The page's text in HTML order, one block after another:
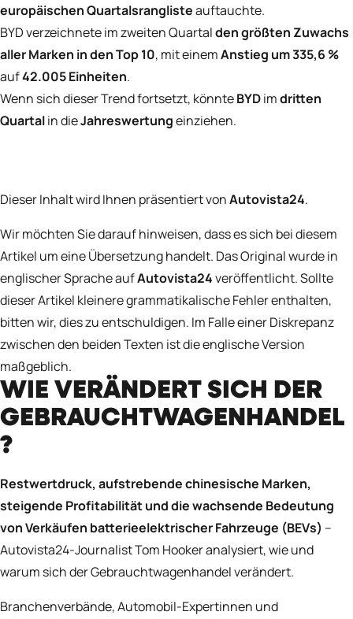
europäischen Quartalsranglisteauftauchte.
BYD verzeichnete im zweiten Quartalden größten Zuwachs
aller Marken in den Top 10, mit einemAnstieg um 335,6 %
auf42.005 Einheiten.
Wenn sich dieser Trend fortsetzt, könnteBYDimdritten
Quartalin dieJahreswertungeinziehen.
Dieser Inhalt wird Ihnen präsentiert vonAutovista24.
Wir möchten Sie darauf hinweisen, dass es sich bei diesem
Artikel um eine Übersetzung handelt. Das Original wurde in
englischer Sprache aufAutovista24veröffentlicht. Sollte
dieser Artikel kleinere grammatikalische Fehler enthalten,
bitten wir, dies zu entschuldigen. Im Falle einer Diskrepanz
zwischen den beiden Texten ist die englische Version
maßgeblich.
WIE VERÄNDERT SICH DER
GEBRAUCHTWAGENHANDEL
?
Restwertdruck, aufstrebende chinesische Marken,
steigende Profitabilität und die wachsende Bedeutung
von Verkäufen batterieelektrischer Fahrzeuge (BEVs) –
Autovista24-Journalist Tom Hooker analysiert, wie und
warum sich der Gebrauchtwagenhandel verändert.
Branchenverbände, Automobil-Expertinnen und